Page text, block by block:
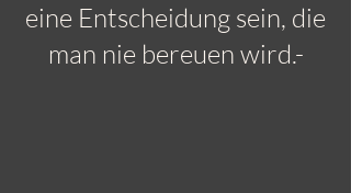
eine Entscheidung sein, die
man nie bereuen wird.-